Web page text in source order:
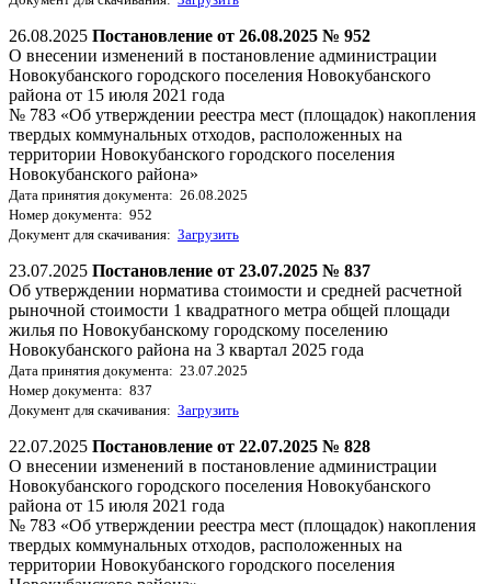
26.08.2025 Постановление от 26.08.2025 № 952
О внесении изменений в постановление администрации
Новокубанского городского поселения Новокубанского
района от 15 июля 2021 года
№ 783 «Об утверждении реестра мест (площадок) накопления
твердых коммунальных отходов, расположенных на
территории Новокубанского городского поселения
Новокубанского района»
Дата принятия документа: 26.08.2025
Номер документа: 952
Документ для скачивания: Загрузить
23.07.2025 Постановление от 23.07.2025 № 837
Об утверждении норматива стоимости и средней расчетной
рыночной стоимости 1 квадратного метра общей площади
жилья по Новокубанскому городскому поселению
Новокубанского района на 3 квартал 2025 года
Дата принятия документа: 23.07.2025
Номер документа: 837
Документ для скачивания: Загрузить
22.07.2025 Постановление от 22.07.2025 № 828
О внесении изменений в постановление администрации
Новокубанского городского поселения Новокубанского
района от 15 июля 2021 года
№ 783 «Об утверждении реестра мест (площадок) накопления
твердых коммунальных отходов, расположенных на
территории Новокубанского городского поселения